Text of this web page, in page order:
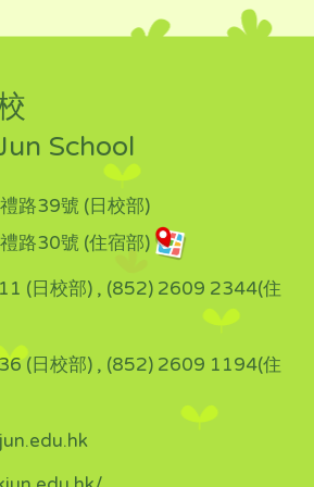
School
路39號 (日校部)
路30號 (住宿部)
(日校部) , (852) 2609 2344(住
(日校部) , (852) 2609 1194(住